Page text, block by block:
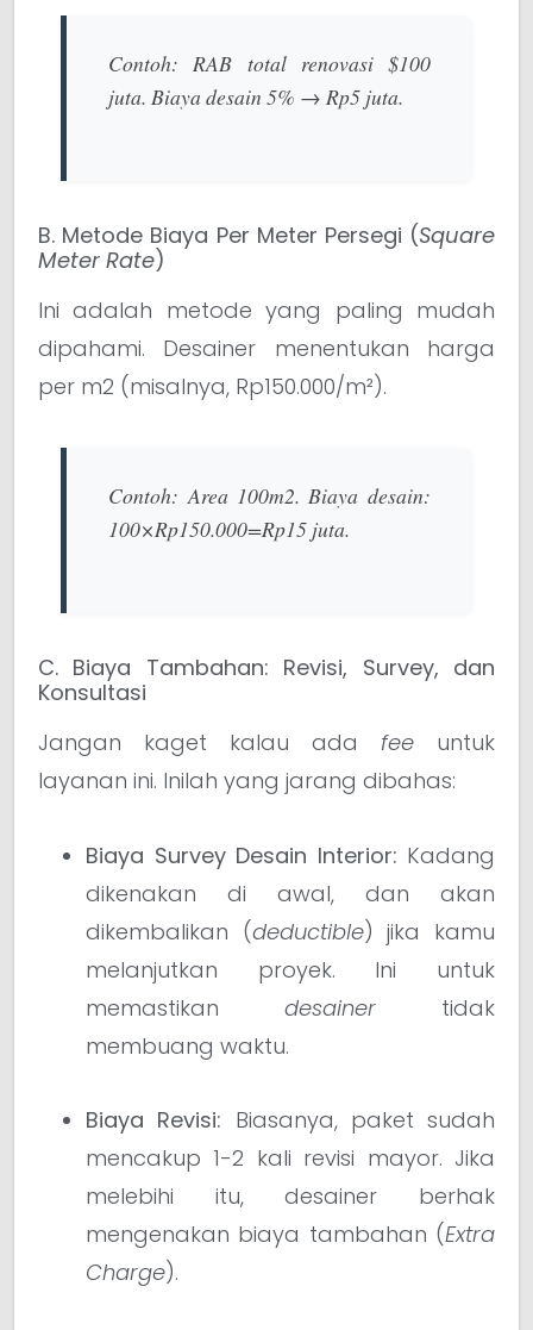
Contoh: RAB total renovasi $100
juta. Biaya desain 5% → Rp5 juta.
B. Metode Biaya Per Meter Persegi (Square
Meter Rate)
Ini adalah metode yang paling mudah
dipahami. Desainer menentukan harga
per m2 (misalnya, Rp150.000/m²).
Contoh: Area 100m2. Biaya desain:
100×Rp150.000=Rp15 juta.
C. Biaya Tambahan: Revisi, Survey, dan
Konsultasi
Jangan kaget kalau ada fee untuk
layanan ini. Inilah yang jarang dibahas:
Biaya Survey Desain Interior: Kadang
dikenakan di awal, dan akan
dikembalikan (deductible) jika kamu
melanjutkan proyek. Ini untuk
memastikan desainer tidak
membuang waktu.
Biaya Revisi: Biasanya, paket sudah
mencakup 1-2 kali revisi mayor. Jika
melebihi itu, desainer berhak
mengenakan biaya tambahan (Extra
Charge).